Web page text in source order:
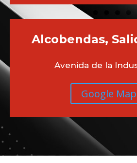
Alcobendas,
Avenida de la
Google Map